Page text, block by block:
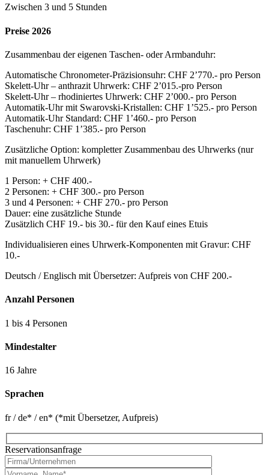
Zwischen 3 und 5 Stunden
Preise 2026
Zusammenbau der eigenen Taschen- oder Armbanduhr:
Automatische Chronometer-Präzisionsuhr: CHF 2’770.- pro Person
Skelett-Uhr – anthrazit Uhrwerk: CHF 2’015.-pro Person
Skelett-Uhr – rhodiniertes Uhrwerk: CHF 2’000.- pro Person
Automatik-Uhr mit Swarovski-Kristallen: CHF 1’525.- pro Person
Automatik-Uhr Standard: CHF 1’460.- pro Person
Taschenuhr: CHF 1’385.- pro Person
Zusätzliche Option: kompletter Zusammenbau des Uhrwerks (nur
mit manuellem Uhrwerk)
1 Person: + CHF 400.-
2 Personen: + CHF 300.- pro Person
3 und 4 Personen: + CHF 270.- pro Person
Dauer: eine zusätzliche Stunde
Zusätzlich CHF 19.- bis 30.- für den Kauf eines Etuis
Individualisieren eines Uhrwerk-Komponenten mit Gravur: CHF
10.-
Deutsch / Englisch mit Übersetzer: Aufpreis von CHF 200.-
Anzahl Personen
1 bis 4 Personen
Mindestalter
16 Jahre
Sprachen
fr / de* / en* (*mit Übersetzer, Aufpreis)
Reservationsanfrage